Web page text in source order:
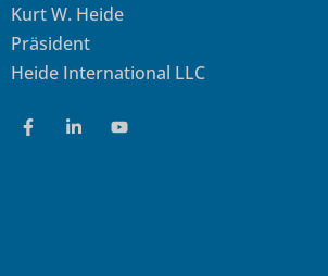
Kurt W. Heide
Präsident
Heide International LLC